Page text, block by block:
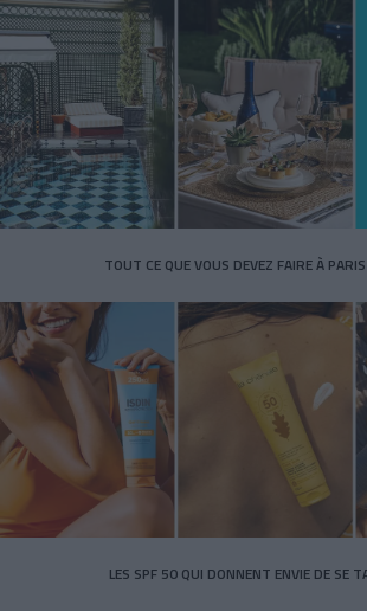
TOUT CE QUE VOUS DEVEZ FAIRE À
LES SPF 50 QUI DONNENT ENVIE DE SE